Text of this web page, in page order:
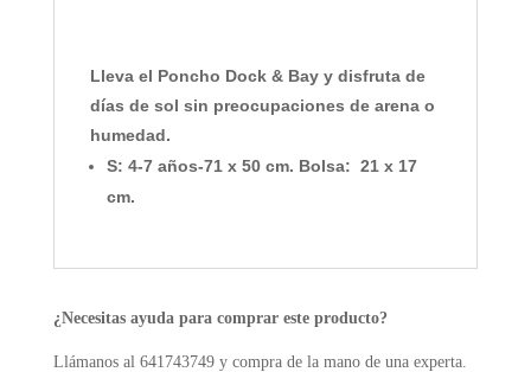
Lleva el Poncho Dock & Bayy disfruta de
días de sol sin preocupaciones de arena o
humedad.
S: 4-7 años-71 x 50 cm. Bolsa: 21 x 17
cm.
¿Necesitas ayuda para comprar este producto?
Llámanos al 641743749 y compra de la mano de una experta.